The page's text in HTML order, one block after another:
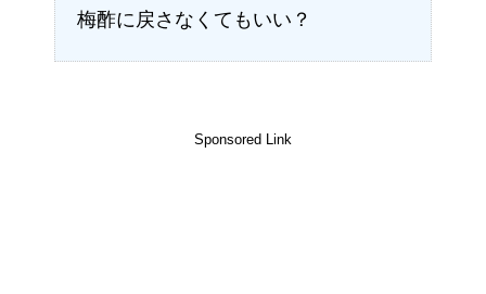
梅酢に戻さなくてもいい？
Sponsored Link